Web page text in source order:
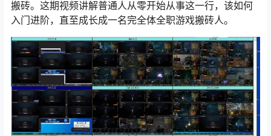
搬砖。这期视频讲解普通人从零开始从事这一行，该如何
入门进阶，直至成长成一名完全体全职游戏搬砖人。